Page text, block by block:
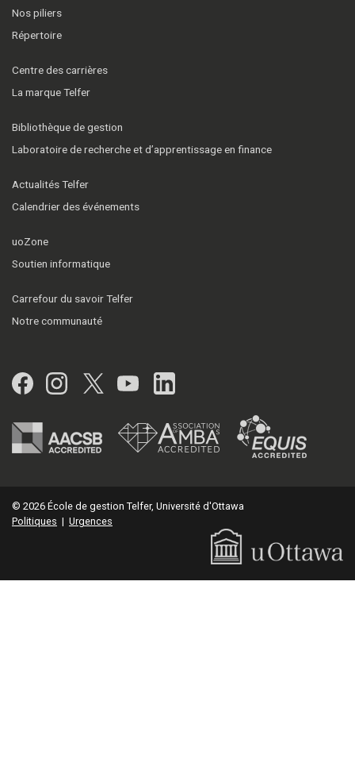
Nos piliers
Répertoire
Centre des carrières
La marque Telfer
Bibliothèque de gestion
Laboratoire de recherche et d’apprentissage en finance
Actualités Telfer
Calendrier des événements
uoZone
Soutien informatique
Carrefour du savoir Telfer
Notre communauté
Facebook
Instagram
Twitter
YouTubeLinkedIn
© 2026 École de gestion Telfer, Université d'Ottawa
Politiques | Urgences